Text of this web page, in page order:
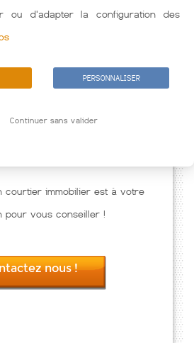
courtier immobilier est à votre
pour vous conseiller !
nous !
ou d'adapter la configuration des
PERSONNALISER
Continuer sans valider